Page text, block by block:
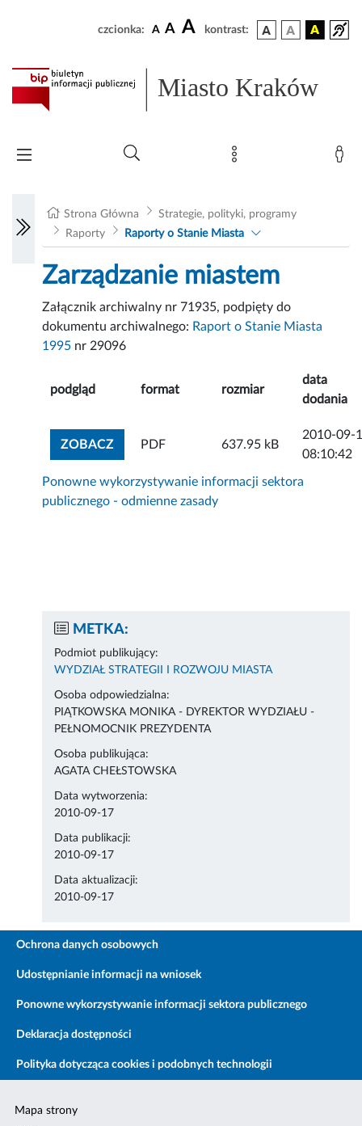
czcionka: A A A kontrast:
Miasto Kraków
Strona Główna
Strategie, polityki, programy
Raporty
Raporty o Stanie Miasta
Zarządzanie miastem
Załącznik archiwalny nr 71935, podpięty do
dokumentu archiwalnego: Raport o Stanie Miasta
1995 nr 29096
podgląd format rozmiar
data
dodania
ZOBACZZOBACZ ZAŁĄCZNIK
PDF 637.95 kB
2010-09-
08:10:42
Ponowne wykorzystywanie informacji sektora
publicznego - odmienne zasady
METKA:
Podmiot publikujący:
WYDZIAŁ STRATEGII I ROZWOJU MIASTA
Osoba odpowiedzialna:
PIĄTKOWSKA MONIKA - DYREKTOR WYDZIAŁU -
PEŁNOMOCNIK PREZYDENTA
Osoba publikująca:
AGATA CHEŁSTOWSKA
Data wytworzenia:
2010-09-17
Data publikacji:
2010-09-17
Data aktualizacji:
2010-09-17
Ochrona danych osobowych
Udostępnianie informacji na wniosek
Ponowne wykorzystywanie informacji sektora publicznego
Deklaracja dostępności
Polityka dotycząca cookies i podobnych technologii
Mapa strony